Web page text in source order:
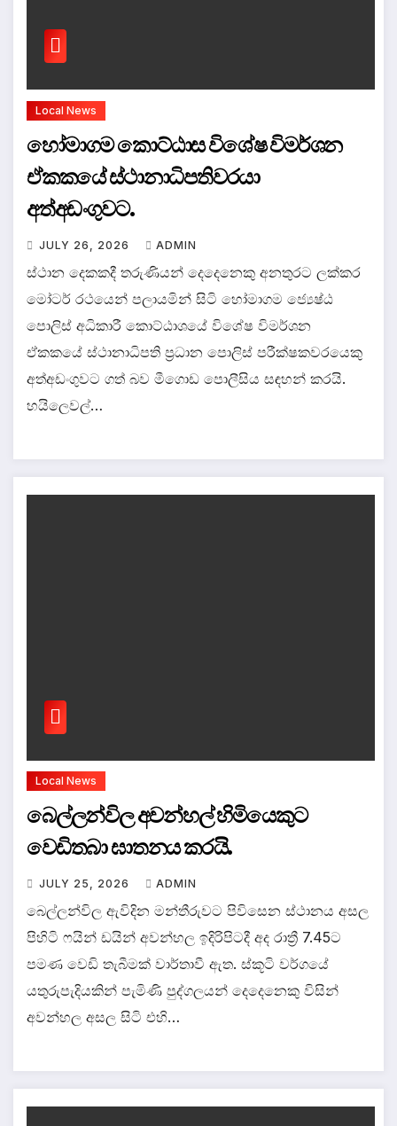
Local News
හෝමාගම කොට්ඨාස විශේෂ විමර්ශන
ඒකකයේ ස්ථානාධිපතිවරයා
අත්අඩංගුවට.
JULY 26, 2026 ADMIN
ස්ථාන දෙකකදී තරුණියන් දෙදෙනෙකු අනතුරට ලක්කර
මෝටර් රථයෙන් පලායමින් සිටි හෝමාගම ජ්‍යෙෂ්ඨ
පොලිස් අධිකාරී කොට්ඨාශයේ විශේෂ විමර්ශන
ඒකකයේ ස්ථානාධිපති ප්‍රධාන පොලිස් පරීක්ෂකවරයෙකු
අත්අඩංගුවට ගත් බව මීගොඩ පොලීසිය සඳහන් කරයි.
හයිලෙවල්…
Local News
බෙල්ලන්විල අවන්හල් හිමියෙකුට
වෙඩිතබා ඝාතනය කරයි.
JULY 25, 2026 ADMIN
බෙල්ලන්විල ඇවිදින මන්තීරුවට පිවිසෙන ස්ථානය අසල
පිහිටි ෆයින් ඩයින් අවන්හල ඉදිරිපිටදී අද රාත්‍රී 7.45ට
පමණ වෙඩි තැබීමක් වාර්තාවී ඇත. ස්කූටි වර්ගයේ
යතුරුපැදියකින් පැමිණි පුද්ගලයන් දෙදෙනෙකු විසින්
අවන්හල අසල සිටි එහි…